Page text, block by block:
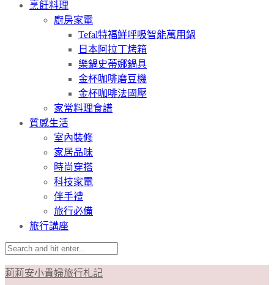
烹飪料理
廚房家電
Tefal特福鮮呼吸智能萬用鍋
日本阿拉丁烤箱
樂鍋史蒂娜鍋具
金杯咖啡磨豆機
金杯咖啡法國壓
家常料理食譜
質感生活
室內裝修
家居品味
時尚穿搭
科技家電
伴手禮
旅行必備
旅行講座
莉莉安小貴婦旅行札記